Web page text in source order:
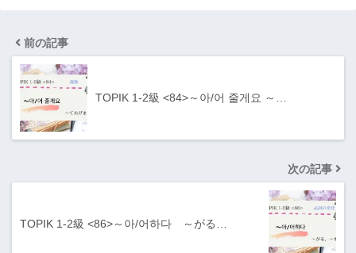
前の記事
TOPIK 1-2級 <84>～아/어 줄게요 ～…
次の記事
TOPIK 1-2級 <86>～아/어하다 ～がる…